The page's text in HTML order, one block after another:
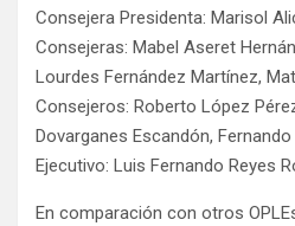
Consejera Presidenta: Marisol
Consejeras: Mabel Aseret
Lourdes Fernández Martínez,
Consejeros: Roberto López
Dovarganes Escandón,
Ejecutivo: Luis Fernando Reyes
En comparación con otros